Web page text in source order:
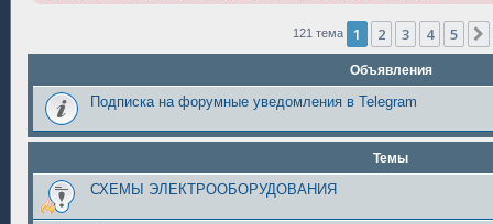
121 тема 1 2 3 4 5
Объявления
Подписка на форумные уведомления в Telegram
Темы
СХЕМЫ ЭЛЕКТРООБОРУДОВАНИЯ